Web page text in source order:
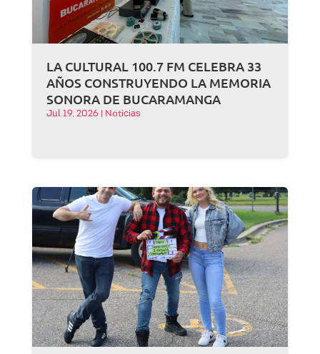
LA CULTURAL 100.7 FM CELEBRA 33
AÑOS CONSTRUYENDO LA MEMORIA
SONORA DE BUCARAMANGA
Jul 19, 2026 Noticias